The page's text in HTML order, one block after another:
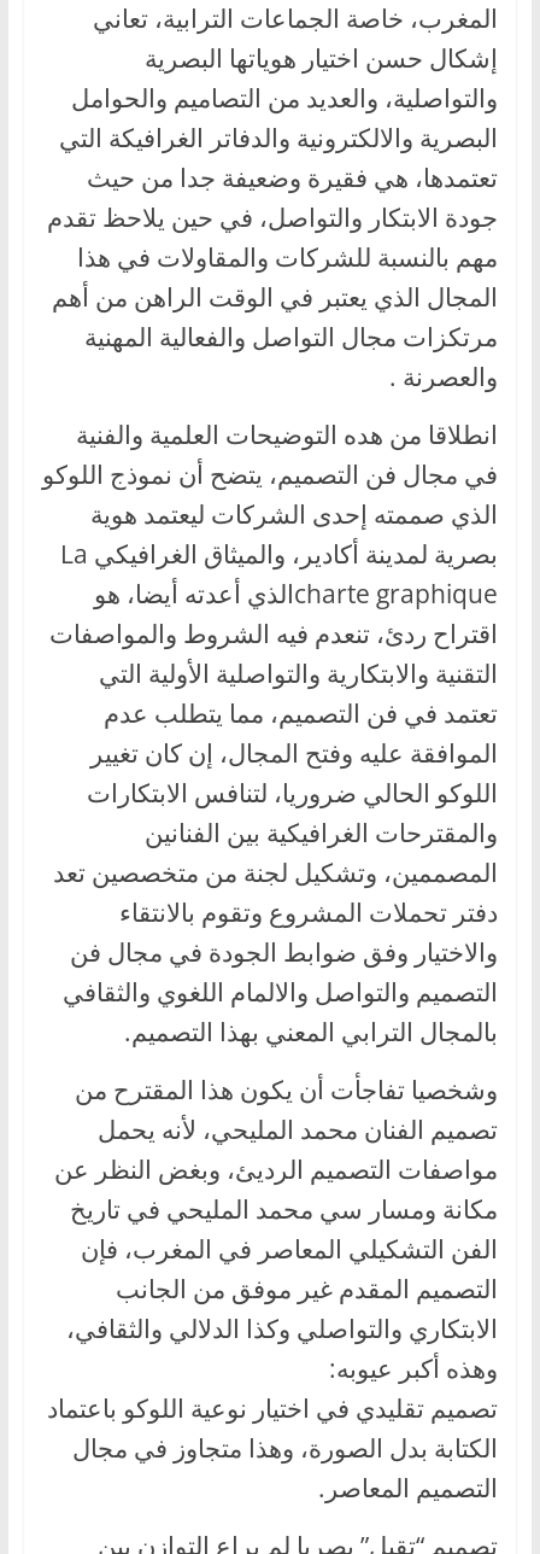
المغرب، خاصة الجماعات الترابية، تعاني
إشكال حسن اختيار هوياتها البصرية
والتواصلية، والعديد من التصاميم والحوامل
البصرية والالكترونية والدفاتر الغرافيكة التي
تعتمدها، هي فقيرة وضعيفة جدا من حيث
جودة الابتكار والتواصل، في حين يلاحظ تقدم
مهم بالنسبة للشركات والمقاولات في هذا
المجال الذي يعتبر في الوقت الراهن من أهم
مرتكزات مجال التواصل والفعالية المهنية
والعصرنة .
انطلاقا من هده التوضيحات العلمية والفنية
في مجال فن التصميم، يتضح أن نموذج اللوكو
الذي صممته إحدى الشركات ليعتمد هوية
بصرية لمدينة أكادير، والميثاق الغرافيكي La
charte graphiqueالذي أعدته أيضا، هو
اقتراح ردئ، تنعدم فيه الشروط والمواصفات
التقنية والابتكارية والتواصلية الأولية التي
تعتمد في فن التصميم، مما يتطلب عدم
الموافقة عليه وفتح المجال، إن كان تغيير
اللوكو الحالي ضروريا، لتنافس الابتكارات
والمقترحات الغرافيكية بين الفنانين
المصممين، وتشكيل لجنة من متخصصين تعد
دفتر تحملات المشروع وتقوم بالانتقاء
والاختيار وفق ضوابط الجودة في مجال فن
التصميم والتواصل والالمام اللغوي والثقافي
بالمجال الترابي المعني بهذا التصميم.
وشخصيا تفاجأت أن يكون هذا المقترح من
تصميم الفنان محمد المليحي، لأنه يحمل
مواصفات التصميم الرديئ، وبغض النظر عن
مكانة ومسار سي محمد المليحي في تاريخ
الفن التشكيلي المعاصر في المغرب، فإن
التصميم المقدم غير موفق من الجانب
الابتكاري والتواصلي وكذا الدلالي والثقافي،
وهذه أكبر عيوبه:
تصميم تقليدي في اختيار نوعية اللوكو باعتماد
الكتابة بدل الصورة، وهذا متجاوز في مجال
التصميم المعاصر.
تصميم “تقيل” بصريا لم يراع التوازن بين